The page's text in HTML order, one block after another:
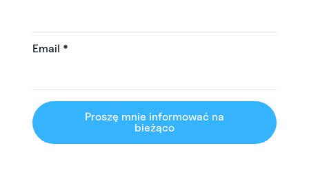
Email *
Proszę mnie informować na
bieżąco